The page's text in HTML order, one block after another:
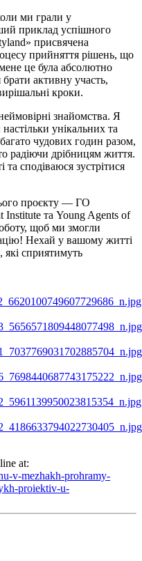
ми грали у
приклад успішного
присвячена
прийняття рішень, що
це була абсолютно
активну участь,
кроки.
знайомства. Я
унікальних та
чудових годин разом,
радіючи дрібницям життя.
сподіваюся зустрітися
проєкту — ГО
та Young Agents of
щоб ми змогли
Нехай у вашому житті
які сприятимуть
at:
v-mezhakh-prohramy-
proiektiv-u-